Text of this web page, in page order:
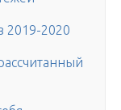
2019-2020